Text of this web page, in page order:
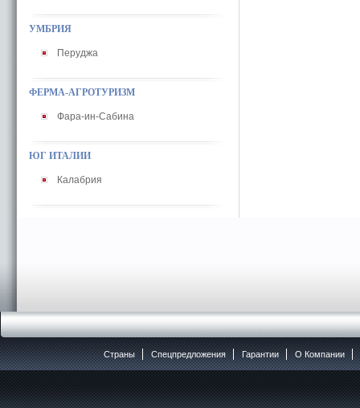
УМБРИЯ
Перуджа
ФЕРМА-АГРОТУРИЗМ
Фара-ин-Сабина
ЮГ ИТАЛИИ
Калабрия
Страны Спецпредложения Гарантии O Компании